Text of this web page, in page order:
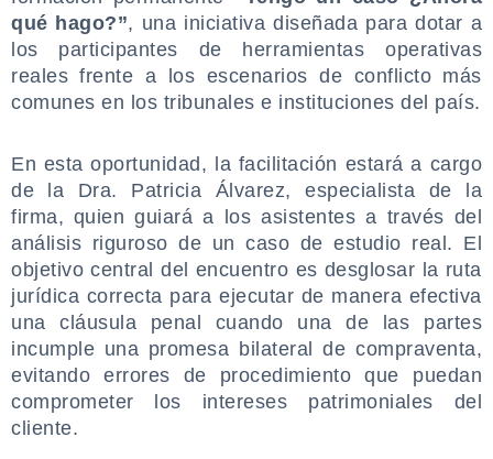
qué hago?”, una iniciativa diseñada para dotar a
los participantes de herramientas operativas
reales frente a los escenarios de conflicto más
comunes en los tribunales e instituciones del país.
En esta oportunidad, la facilitación estará a cargo
de la Dra. Patricia Álvarez, especialista de la
firma, quien guiará a los asistentes a través del
análisis riguroso de un caso de estudio real. El
objetivo central del encuentro es desglosar la ruta
jurídica correcta para ejecutar de manera efectiva
una cláusula penal cuando una de las partes
incumple una promesa bilateral de compraventa,
evitando errores de procedimiento que puedan
comprometer los intereses patrimoniales del
cliente.